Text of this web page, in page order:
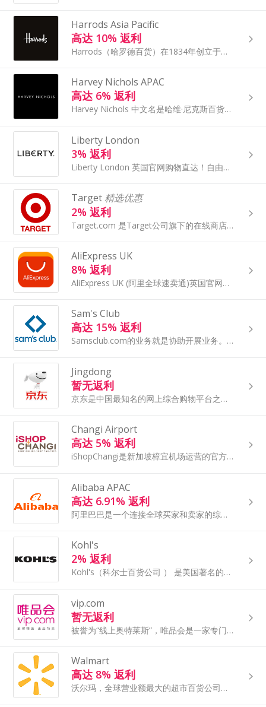
Harrods Asia Pacific
高达 10% 返利
Harrods（哈罗德百货）在1834年创立于伦敦，是一家著名的奢侈品百货公司。拥有近两百年历史的哈罗德百货在全球享有极高的声誉，是世界上最为人熟悉的高端百货公司。通过TopCashback网站点击Harrods官网购买可获得优惠和返利，直邮全球，海淘省钱更省心。
Harvey Nichols APAC
高达 6% 返利
Harvey Nichols 中文名是哈维·尼克斯百货，英国地标级别的奢侈商厦，享有英国皇家盛誉，聚集世界顶级大牌和个性小众品牌，位于伦敦市中心的繁华地段Knightsbridge大街，靠近奢华酒店文华东方，也位于哈罗德百货旁边。
Liberty London
3% 返利
Liberty London 英国官网购物直达！自由百货坐落于伦敦最热闹的牛津街，是英国最有名的高端百货商店。通过TopCashback到Liberty London.com官网海淘，可以获得更多优惠折扣，支持直邮，海淘返利更省钱！
Target 精选优惠
2% 返利
Target.com 是Target公司旗下的在线商店，为客户提供当今时尚前沿的零售服务，并且物美价廉。
AliExpress UK
8% 返利
AliExpress UK (阿里全球速卖通)英国官网直达！阿里巴巴旗下的全球购物网站 AliExpress的英国分站, 一个面向国际市场的电商平台，提供各种商品，包括服装、电子产品、家居用品、美妆、玩具等白菜价好物急速到家！
Sam's Club
高达 15% 返利
Samsclub.com的业务就是协助开展业务。我们还以超低的价格为会员提供在其它俱乐部中不能享受到的“惊喜”物品。我们的目标是为会员带来最高质量的产品和服务，为他们创造无以伦比的价值。我们尽力降低管理成本，也将节省的收益惠及于您。
Jingdong
暂无返利
京东是中国最知名的网上综合购物平台之一。频类涵盖电子数码，食品保健，美容化妆，服装鞋帽，办公用品，家居用品，图书等，并经自己专业的配送系统，保障物流和服务质量。
Changi Airport
高达 5% 返利
iShopChangi是新加坡樟宜机场运营的官方线上免税购物平台。无论你是否有航班，都可以轻松购买全球知名品牌，从香氛美妆、品牌电子，到全球热销的家居用品，还有酒类饮品等，价格优惠。
Alibaba APAC
高达 6.91% 返利
阿里巴巴是一个连接全球买家和卖家的综合性在线交易平台，专注于批发和B2B（企业对企业）的市场。阿里巴巴的产品种类繁多，包括电子产品、服装、机械、家居用品、化妆品和食品等，并提供各种认证服务和质量控制措施，以确保产品的质量和供应商的可信度。
Kohl's
2% 返利
Kohl's（科尔士百货公司 ） 是美国著名的面向家庭的专业百货公司。设有儿童、青少年、女士及男士产品部，货品以服装为主，价格相宜，质素不俗，加上各种促销优惠，因此颇受欢迎。
vip.com
暂无返利
被誉为“线上奥特莱斯”，唯品会是一家专门做品牌折扣特卖的电商平台，以“名牌折扣+限时抢购+正品保障”的创新模式经营，备受中国消费者的喜欢。
Walmart
高达 8% 返利
沃尔玛，全球营业额最大的超市百货公司。从上个世纪50年代起，沃尔玛一直秉承着“价廉物美，便捷友好”的服务宗旨，至今已在全球15个国家开设了8500家门店。